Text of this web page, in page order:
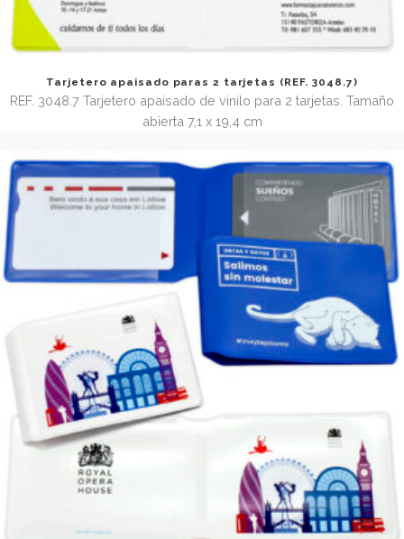
Tarjetero apaisado (REF. 3048.6)
REF. 3048.6 Tarjetero de vinilo doble apaisado. Tamaño